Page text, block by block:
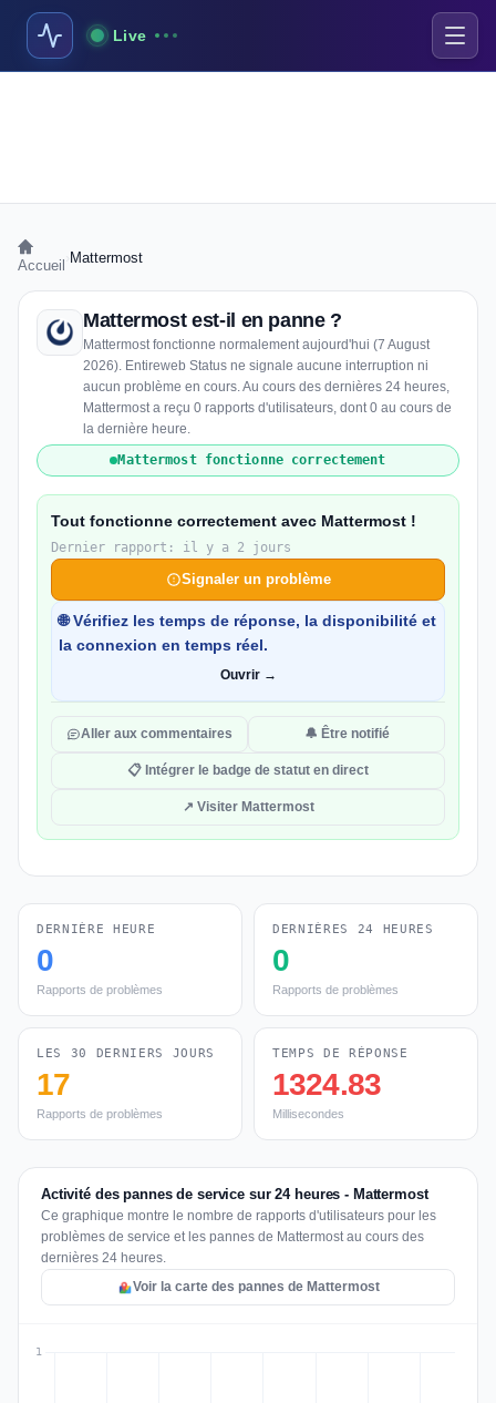
Live
Accueil Mattermost
Mattermost est-il en panne ?
Mattermost fonctionne normalement aujourd'hui (7 August
2026). Entireweb Status ne signale aucune interruption ni
aucun problème en cours. Au cours des dernières 24 heures,
Mattermost a reçu 0 rapports d'utilisateurs, dont 0 au cours de
la dernière heure.
Mattermost fonctionne correctement
Tout fonctionne correctement avec Mattermost !
Dernier rapport: il y a 2 jours
Signaler un problème
🌐 Vérifiez les temps de réponse, la disponibilité et
la connexion en temps réel.
Ouvrir →
Aller aux commentaires 🔔 Être notifié
📋 Intégrer le badge de statut en direct
↗ Visiter Mattermost
DERNIÈRE HEURE
0
Rapports de problèmes
DERNIÈRES 24 HEURES
0
Rapports de problèmes
LES 30 DERNIERS JOURS
17
Rapports de problèmes
TEMPS DE RÉPONSE
1324.83
Millisecondes
Activité des pannes de service sur 24 heures - Mattermost
Ce graphique montre le nombre de rapports d'utilisateurs pour les
problèmes de service et les pannes de Mattermost au cours des
dernières 24 heures.
Voir la carte des pannes de Mattermost